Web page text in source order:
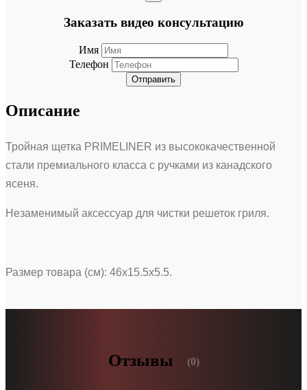
Заказать видео консультацию
Имя
Телефон
Отправить
Описание
Тройная щетка PRIMELINER из высококачественной
стали премиального класса с ручками из канадского
ясеня.
Незаменимый аксессуар для чистки решеток гриля.
Размер товара (см): 46х15.5х5.5.
Отзывы (0)